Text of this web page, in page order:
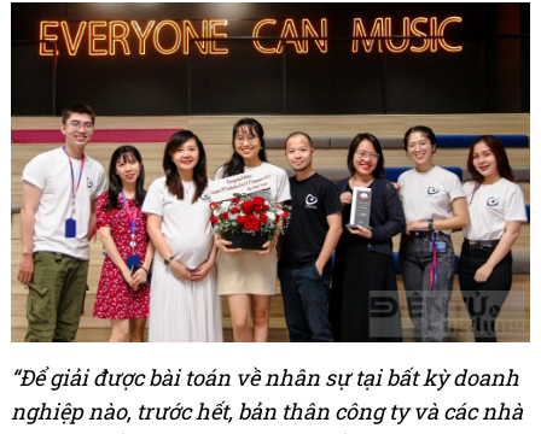
“Để giải được bài toán về nhân sự tại bất kỳ doanh
nghiệp nào, trước hết, bản thân công ty và các nhà